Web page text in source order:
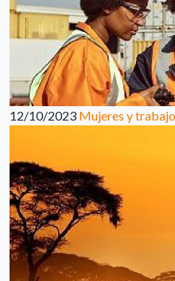
12/10/2023 Mujeres y